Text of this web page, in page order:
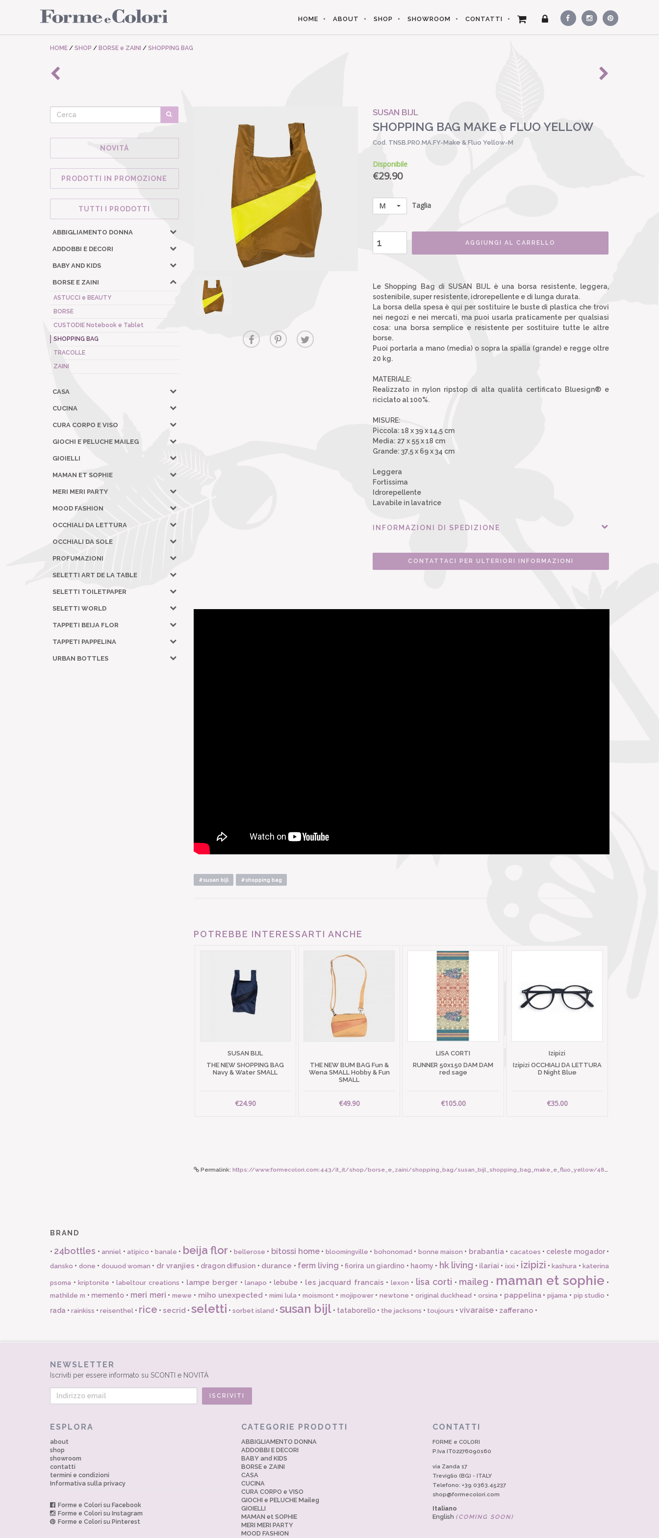
HOME ABOUT SHOP SHOWROOM CONTATTI
HOME / SHOP / BORSE e ZAINI / SHOPPING BAG
NOVITÀ
PRODOTTI IN PROMOZIONE
TUTTI I PRODOTTI
ABBIGLIAMENTO DONNA
ADDOBBI E DECORI
BABY AND KIDS
BORSE E ZAINI
ASTUCCI e BEAUTY
BORSE
CUSTODIE Notebook e Tablet
SHOPPING BAG
TRACOLLE
ZAINI
CASA
CUCINA
CURA CORPO E VISO
GIOCHI E PELUCHE MAILEG
GIOIELLI
MAMAN ET SOPHIE
MERI MERI PARTY
MOOD FASHION
OCCHIALI DA LETTURA
OCCHIALI DA SOLE
PROFUMAZIONI
SELETTI ART DE LA TABLE
SELETTI TOILETPAPER
SELETTI WORLD
TAPPETI BEIJA FLOR
TAPPETI PAPPELINA
URBAN BOTTLES
SUSAN BIJL
SHOPPING BAG MAKE e FLUO YELLOW
Cod. TNSB.PRO.MA.FY-Make & Fluo Yellow-M
Disponibile
€29.90
M Taglia
AGGIUNGI AL CARRELLO
Le Shopping Bag di SUSAN BIJL è una borsa resistente, leggera,
sostenibile, super resistente, idrorepellente e di lunga durata.
La borsa della spesa è qui per sostituire le buste di plastica che trovi
nei negozi e nei mercati, ma puoi usarla praticamente per qualsiasi
cosa: una borsa semplice e resistente per sostituire tutte le altre
borse.
Puoi portarla a mano (media) o sopra la spalla (grande) e regge oltre
20 kg.
MATERIALE:
Realizzato in nylon ripstop di alta qualità certificato Bluesign® e
riciclato al 100%.
MISURE:
Piccola: 18 x 39 x 14,5 cm
Media: 27 x 55 x 18 cm
Grande: 37,5 x 69 x 34 cm
Leggera
Fortissima
Idrorepellente
Lavabile in lavatrice
INFORMAZIONI DI SPEDIZIONE
CONTATTACI PER ULTERIORI INFORMAZIONI
#susan bijl #shopping bag
POTREBBE INTERESSARTI ANCHE
SUSAN BIJL
THE NEW SHOPPING BAG
Navy & Water SMALL
€24.90
THE NEW BUM BAG Fun &
Wena SMALL Hobby & Fun
SMALL
€49.90
LISA CORTI
RUNNER 50x150 DAM DAM
red sage
€105.00
Izipizi
Izipizi OCCHIALI DA LETTURA
D Night Blue
€35.00
Permalink: https://www.formecolori.com:443/it_it/shop/borse_e_zaini/shopping_bag/susan_bijl_shopping_bag_make_e_fluo_yellow/4819
BRAND
• 24bottles •anniel •atipico • banale • beija flor • bellerose • bitossi home • bloomingville • bohonomad • bonne maison • brabantia• cacatoes • celeste mogador•
dansko • done • douuod woman • dr vranjies • dragon diffusion • durance • ferm living •fiorira un giardino • haomy • hk living • ilariai • ixxi • izipizi •kashura •katerina
psoma •kriptonite •labeltour creations • lampe berger •lanapo • lebube • les jacquard francais • lexon • lisa corti • maileg • maman et sophie •
mathilde m • memento • meri meri •mewe • miho unexpected • mimi lula •moismont • mojipower•newtone • original duckhead • orsina • pappelina•pijama • pip studio •
rada • rainkiss • reisenthel • rice • secrid • seletti • sorbet island • susan bijl • tataborello • the jacksons • toujours • vivaraise • zafferano •
NEWSLETTER
Iscriviti per essere informato su SCONTI e NOVITÀ
ESPLORA
about
shop
showroom
contatti
termini e condizioni
Informativa sulla privacy
Forme e Colori su Facebook
Forme e Colori su Instagram
Forme e Colori su Pinterest
CATEGORIE PRODOTTI
ABBIGLIAMENTO DONNA
ADDOBBI E DECORI
BABY and KIDS
BORSE e ZAINI
CASA
CUCINA
CURA CORPO e VISO
GIOCHI e PELUCHE Maileg
GIOIELLI
MAMAN et SOPHIE
MERI MERI PARTY
MOOD FASHION
CONTATTI
FORME e COLORI
P.Iva IT02276090160
via Zanda 17
Treviglio (BG) - ITALY
Telefono: +39 0363.45237
shop@formecolori.com
Italiano
English (COMING SOON)